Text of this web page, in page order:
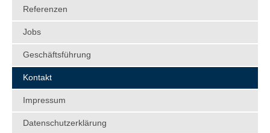
Referenzen
Jobs
Geschäftsführung
Kontakt
Impressum
Datenschutzerklärung